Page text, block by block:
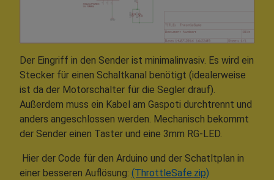
Der Eingriff in den Sender ist minimalinvasiv. Es wird ein
Stecker für einen Schaltkanal benötigt (idealerweise
ist da der Motorschalter für die Segler drauf).
Außerdem muss ein Kabel am Gaspoti durchtrennt und
anders angeschlossen werden. Mechanisch bekommt
der Sender einen Taster und eine 3mm RG-LED.
Hier der Code für den Arduino und der Schatltplan in
einer besseren Auflösung: (ThrottleSafe.zip)